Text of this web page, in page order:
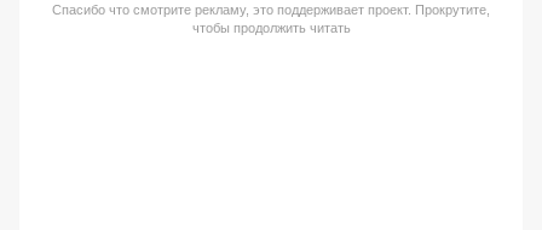
Спасибо что смотрите рекламу, это поддерживает проект. Прокрутите,
чтобы продолжить читать